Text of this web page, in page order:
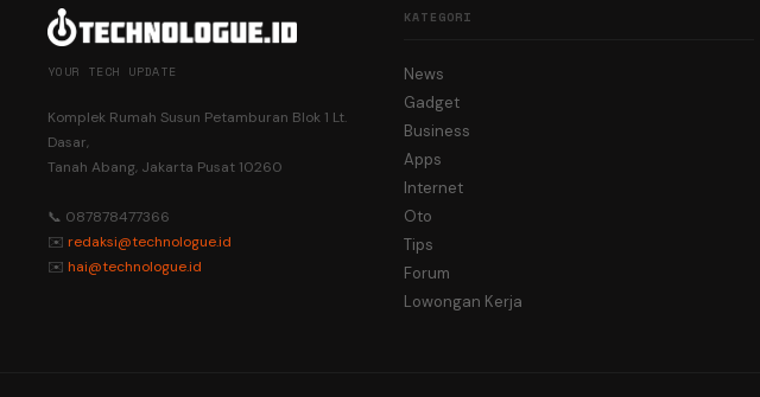
YOUR TECH UPDATE
Komplek Rumah Susun Petamburan Blok 1 Lt.
Dasar,
Tanah Abang, Jakarta Pusat 10260
📞 087878477366
✉️ redaksi@technologue.id
✉️ hai@technologue.id
KATEGORI
News
Gadget
Business
Apps
Internet
Oto
Tips
Forum
Lowongan Kerja